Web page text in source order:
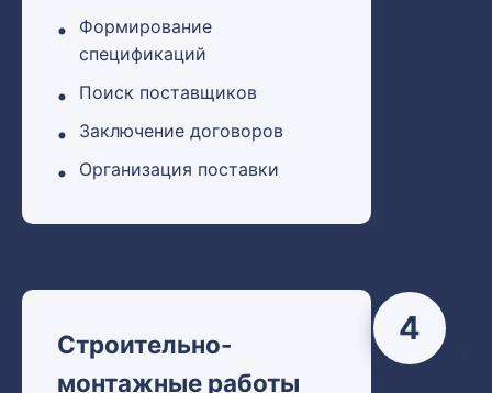
Формирование
спецификаций
Поиск поставщиков
Заключение договоров
Организация поставки
Строительно-
монтажные работы
4